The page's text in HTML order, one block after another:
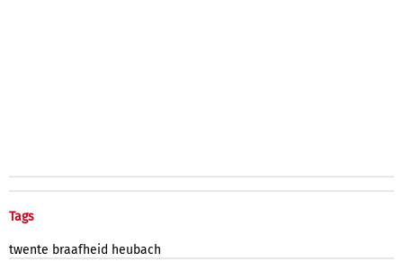
Tags
twente braafheid heubach